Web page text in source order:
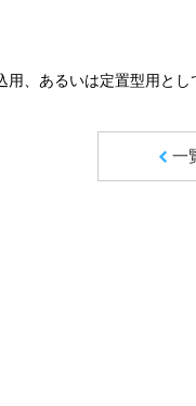
、あるいは定置型用とし
一